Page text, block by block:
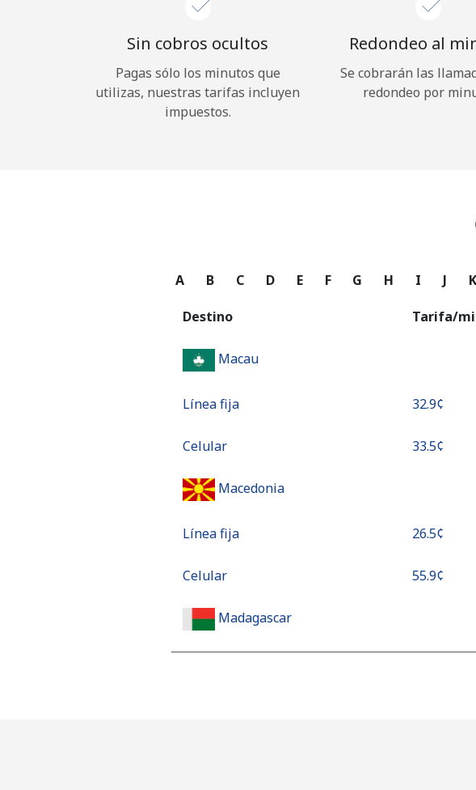
Sin cobros ocultos
Pagas sólo los minutos que
utilizas, nuestras tarifas incluyen
impuestos.
Redondeo al
Se cobrarán las
redondeo por
A B C D E F G H I J K
Destino Tarifa/
Macau
Línea fija ⁦32.9¢⁩
Celular ⁦33.5¢⁩
Macedonia
Línea fija ⁦26.5¢⁩
Celular ⁦55.9¢⁩
Madagascar